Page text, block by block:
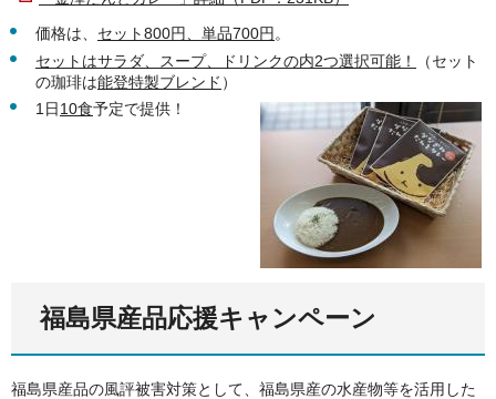
価格は、 セット800円、単品700円 。
セットはサラダ、スープ、ドリンクの内2つ選択可能！
（セット
の珈琲は能登特製ブレンド ）
1日10食予定で提供！
福島県産品応援キャンペーン
福島県産品の風評被害対策として、福島県産の水産物等を活用した